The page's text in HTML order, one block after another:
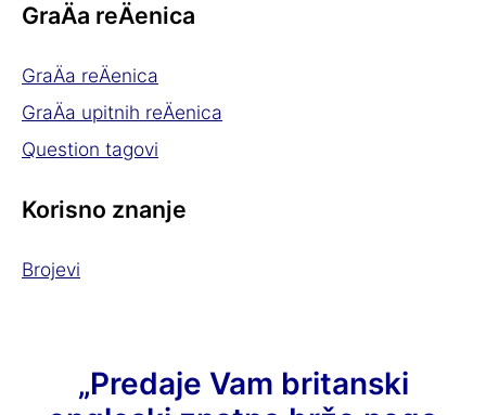
GraÄa reÄenica
GraÄa reÄenica
GraÄa upitnih reÄenica
Question tagovi
Korisno znanje
Brojevi
„Predaje Vam britanski